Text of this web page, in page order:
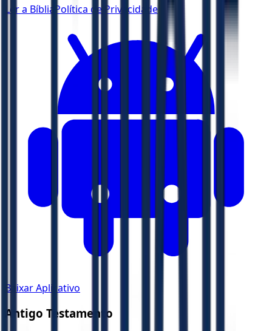
Ler a Bíblia Política de Privacidade
Baixar Aplicativo
Antigo Testamento